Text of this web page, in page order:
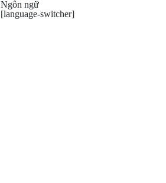
Ngôn ngữ
[language-switcher]